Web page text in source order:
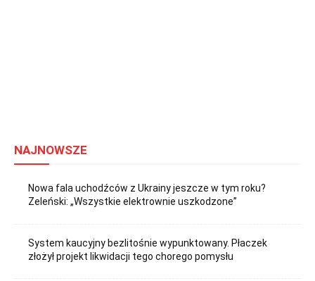
NAJNOWSZE
Nowa fala uchodźców z Ukrainy jeszcze w tym roku?
Zeleński: „Wszystkie elektrownie uszkodzone”
System kaucyjny bezlitośnie wypunktowany. Płaczek
złożył projekt likwidacji tego chorego pomysłu